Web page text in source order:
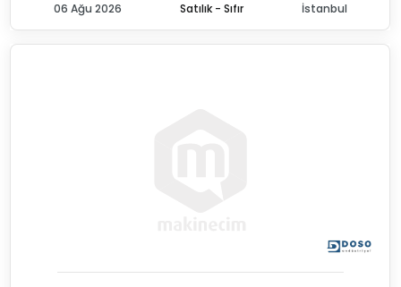
Satılık - Sıfır
06 Ağu 2026 İstanbul